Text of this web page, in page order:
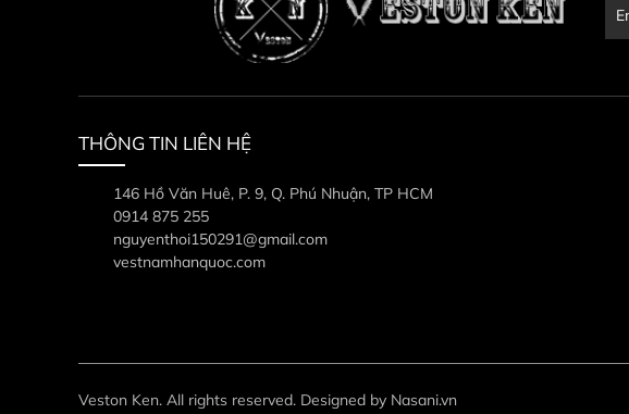
THÔNG TIN LIÊN HỆ
146 Hồ Văn Huê, P. 9, Q. Phú Nhuận, TP HCM
0914 875 255
nguyenthoi150291@gmail.com
vestnamhanquoc.com
Veston Ken. All rights reserved. Designed by Nasani.vn